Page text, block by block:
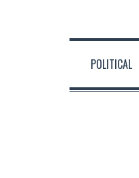
POLITICAL